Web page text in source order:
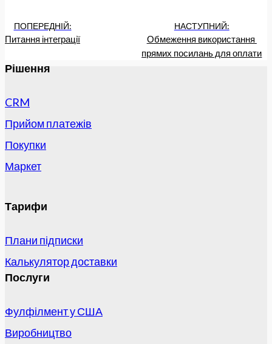
ПОПЕРЕДНІЙ:
Питання інтеграції
НАСТУПНИЙ:
Обмеження використання
прямих посилань для оплати
Рішення
CRM
Прийом платежів
Покупки
Маркет
Тарифи
Плани підписки
Калькулятор доставки
Послуги
Фулфілмент у США
Виробництво